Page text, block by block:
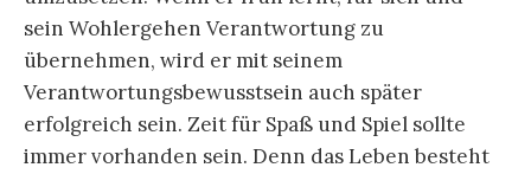
sein Wohlergehen Verantwortung zu
übernehmen, wird er mit seinem
Verantwortungsbewusstsein auch später
erfolgreich sein. Zeit für Spaß und Spiel sollte
immer vorhanden sein. Denn das Leben besteht